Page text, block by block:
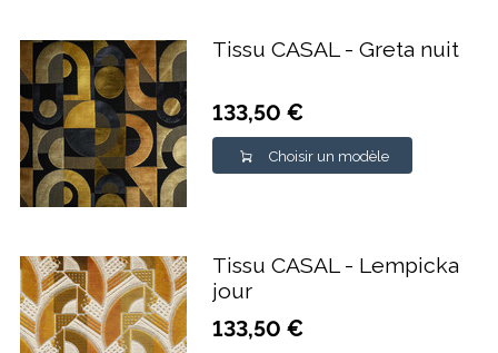
Tissu CASAL - Greta nuit
133,50 €
Choisir un modèle
Tissu CASAL - Lempicka
jour
133,50 €